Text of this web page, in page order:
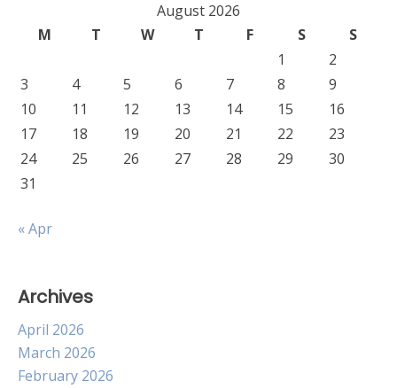
August 2026
M
T W T F S
S
1
2
3
4 5 6 7 8
9
10
11 12 13 14 15
16
17
18 19 20 21 22
23
24
25 26 27 28 29
30
31
« Apr
Archives
April 2026
March 2026
February 2026